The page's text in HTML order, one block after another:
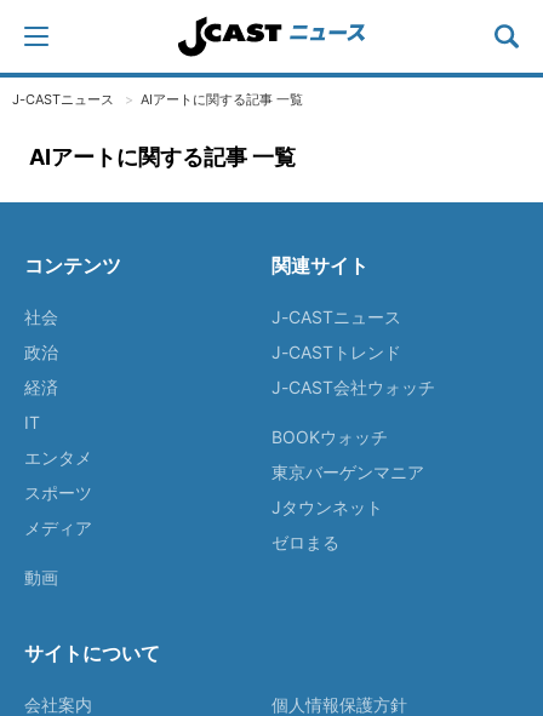
J-CASTニュース AIアートに関する記事 一覧
AIアートに関する記事 一覧
コンテンツ
社会
政治
経済
IT
エンタメ
スポーツ
メディア
動画
関連サイト
J-CASTニュース
J-CASTトレンド
J-CAST会社ウォッチ
BOOKウォッチ
東京バーゲンマニア
Jタウンネット
ゼロまる
サイトについて
会社案内
個人情報保護方針